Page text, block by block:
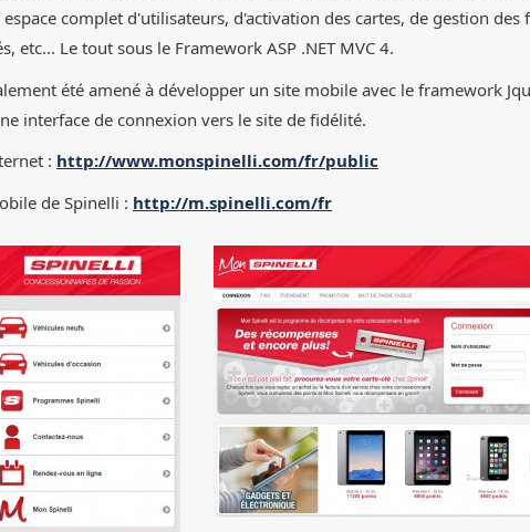
complet d'utilisateurs, d'activation des cartes, de gestion des
etc... Le tout sous le Framework ASP .NET MVC 4.
été amené à développer un site mobile avec le framework
interface de connexion vers le site de fidélité.
: http://www.monspinelli.com/fr/public
de Spinelli : http://m.spinelli.com/fr